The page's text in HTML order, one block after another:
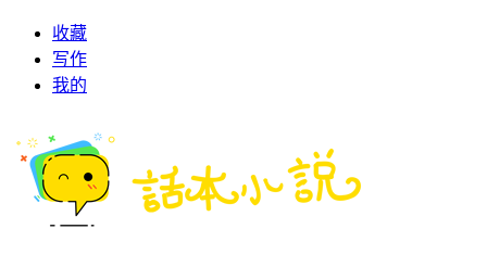
收藏
写作
我的